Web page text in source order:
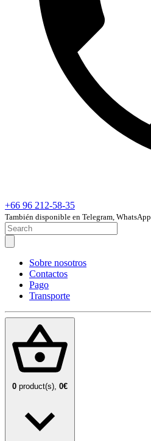
+66 96 212-58-35
También disponible en Telegram, WhatsApp
Sobre nosotros
Contactos
Pago
Transporte
0 product(s), 0€